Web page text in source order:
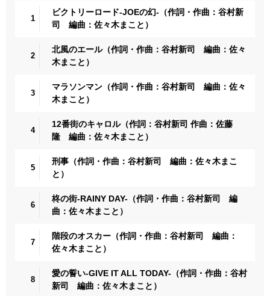
1
ビクトリーロード-JOEの幻-（作詞・作曲：谷村新
司 編曲：佐々木まこと）
2
北風のエール（作詞・作曲：谷村新司 編曲：佐々
木まこと）
3
マラソンマン（作詞・作曲：谷村新司 編曲：佐々
木まこと）
4
12番街のキャロル（作詞：谷村新司 作曲：佐藤
隆 編曲：佐々木まこと）
5
刑事（作詞・作曲：谷村新司 編曲：佐々木まこ
と）
6
柊の街-RAINY DAY-（作詞・作曲：谷村新司 編
曲：佐々木まこと）
7
階段のオスカー（作詞・作曲：谷村新司 編曲：
佐々木まこと）
8
愛の誓い-GIVE IT ALL TODAY-（作詞・作曲：谷村
新司 編曲：佐々木まこと）